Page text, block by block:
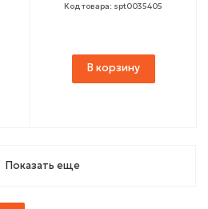
Код товара: spt0035405
В корзину
Показать еще